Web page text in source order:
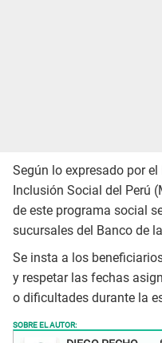
Según lo expresado por
Inclusión Social del Perú
de este programa social
sucursales del Banco de
Se insta a los
y respetar las fechas
o dificultades durante la
SOBRE EL AUTOR: